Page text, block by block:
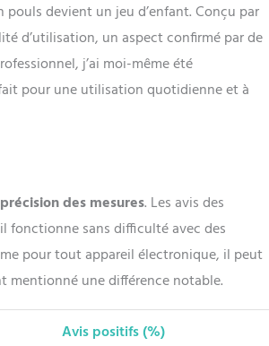
devient un jeu d’enfant. Conçu par
d’utilisation, un aspect confirmé par de
j’ai moi-même été
pour une utilisation quotidienne et à
précision des mesures. Les avis des
fonctionne sans difficulté avec des
pour tout appareil électronique, il peut
mentionné une différence notable.
Avis positifs (%)